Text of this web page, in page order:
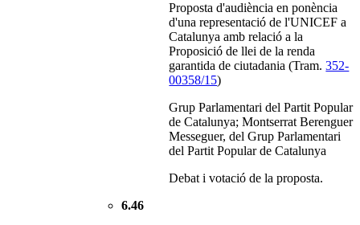
Proposta d'audiència en ponència
d'una representació de l'UNICEF a
Catalunya amb relació a la
Proposició de llei de la renda
garantida de ciutadania (Tram.352-
00358/15)
Grup Parlamentari del Partit Popular
de Catalunya; Montserrat Berenguer
Messeguer, del Grup Parlamentari
del Partit Popular de Catalunya
Debat i votació de la proposta.
6.46